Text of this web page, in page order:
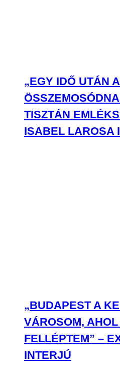
„EGY IDŐ UTÁN
TISZTÁN
ISABEL LAROSA
„BUDAPEST A
VÁROSOM,
FELLÉPTEM” –
INTERJÚ